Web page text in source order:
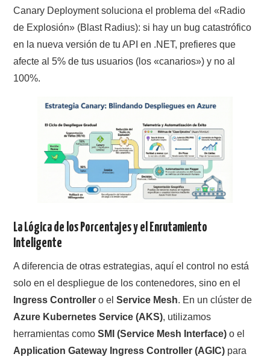
Canary Deployment soluciona el problema del «Radio
de Explosión» (Blast Radius): si hay un bug catastrófico
en la nueva versión de tu API en .NET, prefieres que
afecte al 5% de tus usuarios (los «canarios») y no al
100%.
La Lógica de los Porcentajes y el Enrutamiento
Inteligente
A diferencia de otras estrategias, aquí el control no está
solo en el despliegue de los contenedores, sino en el
Ingress Controller o elService Mesh. En un clúster de
Azure Kubernetes Service (AKS), utilizamos
herramientas comoSMI (Service Mesh Interface) o el
Application Gateway Ingress Controller (AGIC) para